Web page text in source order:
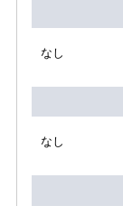
なし
なし